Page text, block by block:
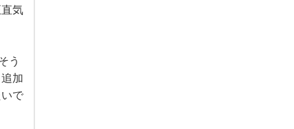
気
う
加
で